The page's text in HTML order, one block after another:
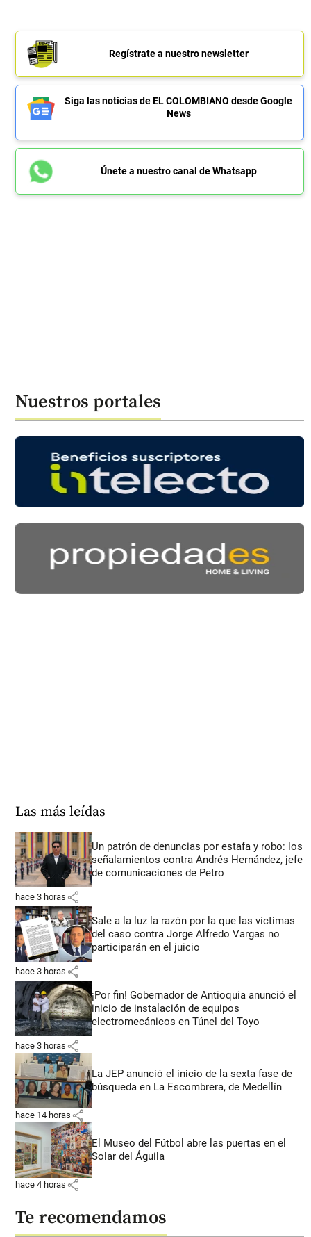
Regístrate a nuestro newsletter
Siga las noticias de EL COLOMBIANO desde Google
News
Únete a nuestro canal de Whatsapp
Nuestros portales
Las más leídas
Un patrón de denuncias por estafa y robo: los
señalamientos contra Andrés Hernández, jefe
de comunicaciones de Petro
hace 3 horas share
Sale a la luz la razón por la que las víctimas
del caso contra Jorge Alfredo Vargas no
participarán en el juicio
hace 3 horas share
¡Por fin! Gobernador de Antioquia anunció el
inicio de instalación de equipos
electromecánicos en Túnel del Toyo
hace 3 horas share
La JEP anunció el inicio de la sexta fase de
búsqueda en La Escombrera, de Medellín
hace 14 horas share
El Museo del Fútbol abre las puertas en el
Solar del Águila
hace 4 horas share
Te recomendamos